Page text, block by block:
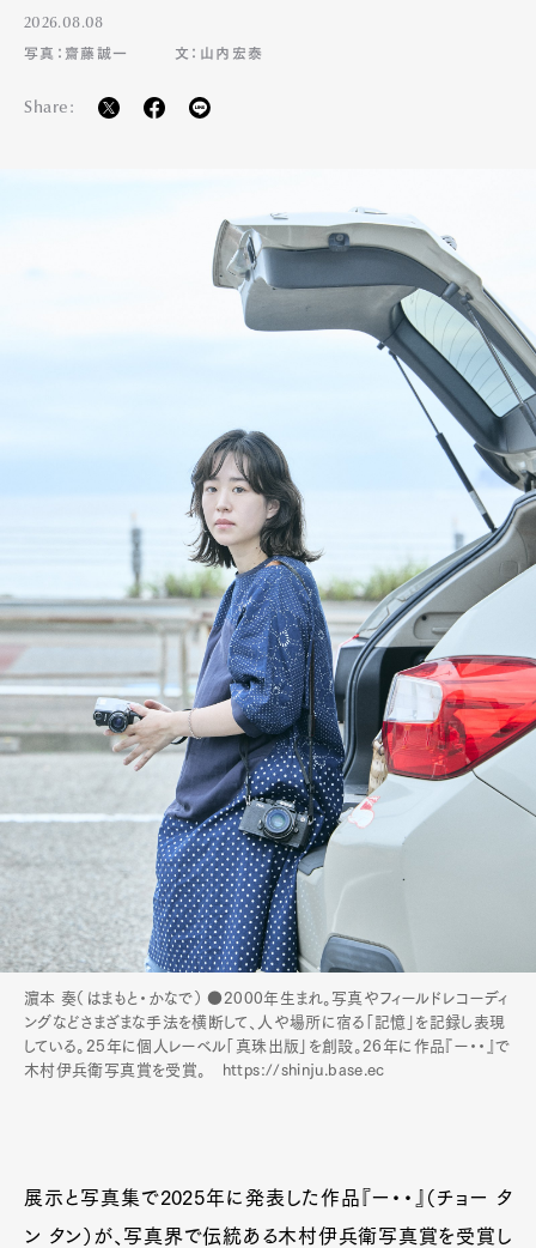
2026.08.08
写真：齋藤誠一
文：山内宏泰
Share:
濵本 奏（はまもと・かなで） ●2000年生まれ。写真やフィールドレコーディ
ングなどさまざまな手法を横断して、人や場所に宿る「記憶」を記録し表現
している。25年に個人レーベル「真珠出版」を創設。26年に作品『ー・・』で
木村伊兵衛写真賞を受賞。 https://shinju.base.ec
展示と写真集で2025年に発表した作品『ー・・』（チョー タ
ン タン）が、写真界で伝統ある木村伊兵衛写真賞を受賞し